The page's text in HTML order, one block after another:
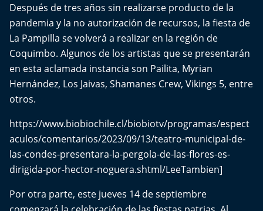
Más de 100 Días
Tu Mereces Ser Feliz
Efemérides
Del Fin del Mundo
Deportes
Conexión Digital
Después de tres años sin realizarse producto de la
pandemia y la no autorización de recursos, la fiesta de
La Pampilla se volverá a realizar en la región de
Coquimbo. Algunos de los artistas que se presentarán
en esta aclamada instancia son Pailita, Myrian
Hernández, Los Jaivas, Shamanes Crew, Vikings 5, entre
otros.
https://www.biobiochile.cl/biobiotv/programas/espect
aculos/comentarios/2023/09/13/teatro-municipal-de-
las-condes-presentara-la-pergola-de-las-flores-es-
dirigida-por-hector-noguera.shtml/LeeTambien]
Por otra parte, este jueves 14 de septiembre